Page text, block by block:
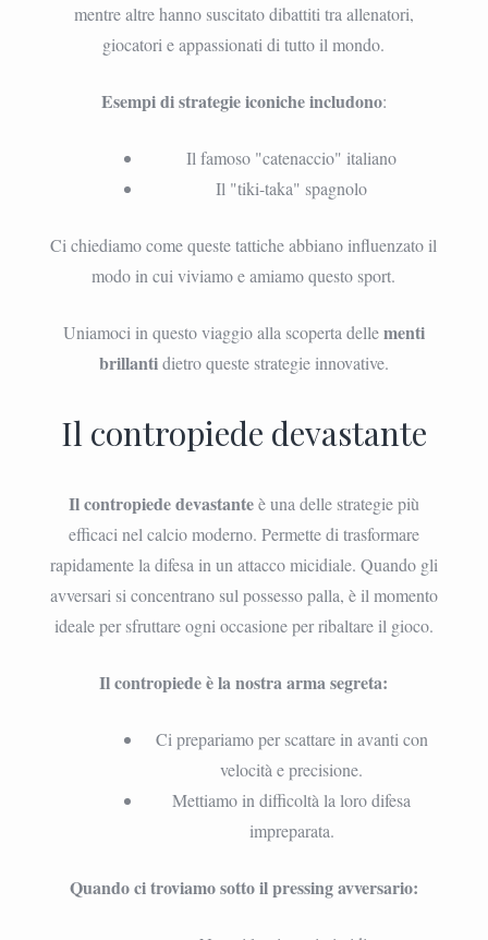
mentre altre hanno suscitato dibattiti tra allenatori,
giocatori e appassionati di tutto il mondo.
Esempi di strategie iconiche includono:
Il famoso "catenaccio" italiano
Il "tiki-taka" spagnolo
Ci chiediamo come queste tattiche abbiano influenzato il
modo in cui viviamo e amiamo questo sport.
Uniamoci in questo viaggio alla scoperta dellementi
brillantidietro queste strategie innovative.
Il contropiede devastante
Il contropiede devastanteè una delle strategie più
efficaci nel calcio moderno. Permette di trasformare
rapidamente la difesa in un attacco micidiale. Quando gli
avversari si concentrano sul possesso palla, è il momento
ideale per sfruttare ogni occasione per ribaltare il gioco.
Il contropiede è la nostra arma segreta:
Ci prepariamo per scattare in avanti con
velocità e precisione.
Mettiamo in difficoltà la loro difesa
impreparata.
Quando ci troviamo sotto il pressing avversario: